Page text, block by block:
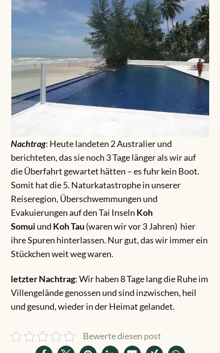
Nachtrag: Heute landeten 2 Australier und
berichteten, das sie noch 3 Tage länger als wir auf
die Überfahrt gewartet hätten – es fuhr kein Boot.
Somit hat die 5. Naturkatastrophe in unserer
Reiseregion, Überschwemmungen und
Evakuierungen auf den Tai Inseln Koh
Somui und Koh Tau (waren wir vor 3 Jahren) hier
ihre Spuren hinterlassen. Nur gut, das wir immer ein
Stückchen weit weg waren.
letzter Nachtrag: Wir haben 8 Tage lang die Ruhe im
Villengelände genossen und sind inzwischen, heil
und gesund, wieder in der Heimat gelandet.
Bewerte diesen post